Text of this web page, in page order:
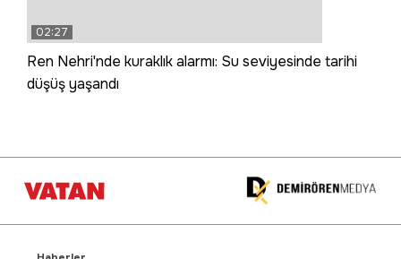
02:27
Ren Nehri'nde kuraklık alarmı: Su seviyesinde tarihi
düşüş yaşandı